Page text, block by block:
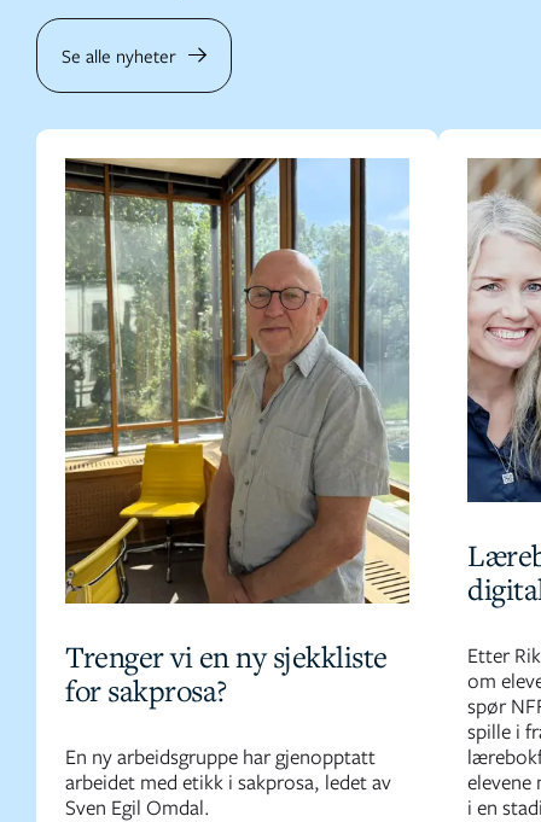
Se alle nyheter
Trenger vi en ny sjekkliste
for sakprosa?
En ny arbeidsgruppe har gjenopptatt
arbeidet med etikk i sakprosa, ledet av
Sven Egil Omdal.
Etter
om
spør
spille i
i en